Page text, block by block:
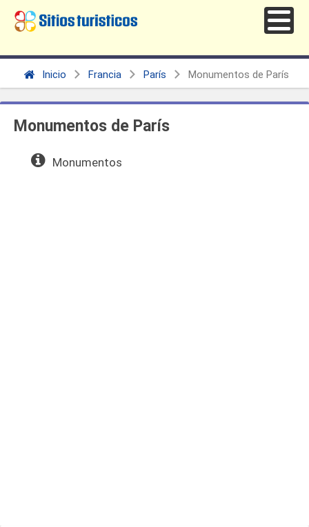
Inicio Francia París Monumentos de París
Monumentos de París
Monumentos